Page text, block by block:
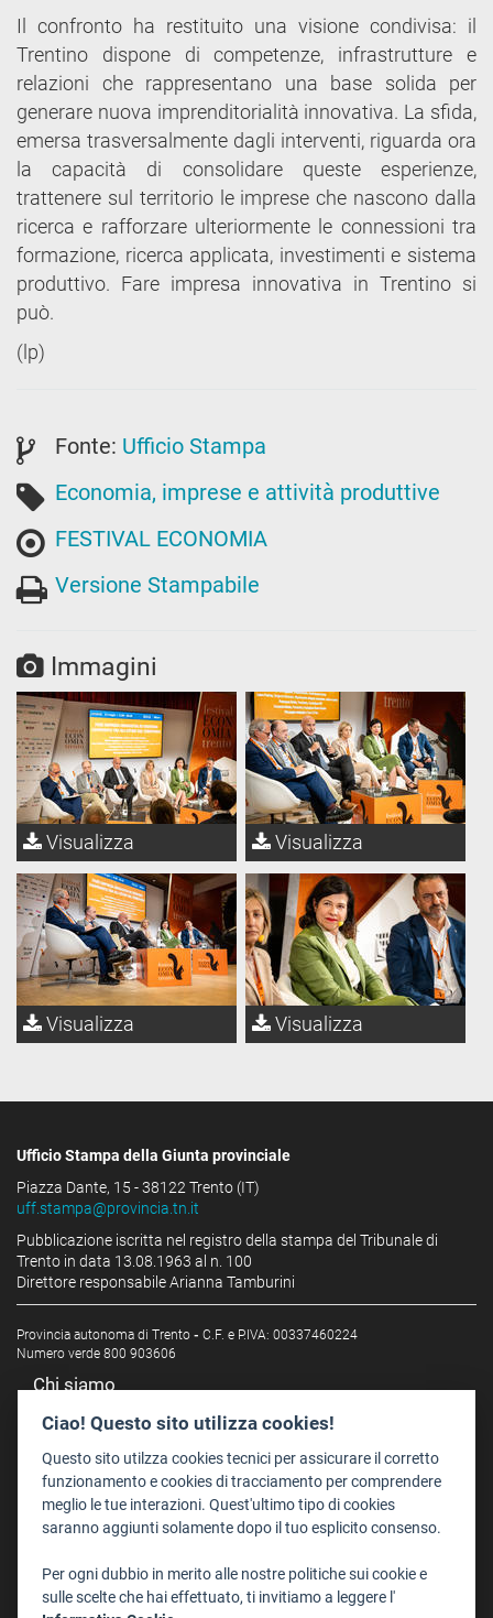
Il confronto ha restituito una visione condivisa: il
Trentino dispone di competenze, infrastrutture e
relazioni che rappresentano una base solida per
generare nuova imprenditorialità innovativa. La sfida,
emersa trasversalmente dagli interventi, riguarda ora
la capacità di consolidare queste esperienze,
trattenere sul territorio le imprese che nascono dalla
ricerca e rafforzare ulteriormente le connessioni tra
formazione, ricerca applicata, investimenti e sistema
produttivo. Fare impresa innovativa in Trentino si
può.
(lp)
Fonte: Ufficio Stampa
Economia, imprese e attività produttive
FESTIVAL ECONOMIA
Versione Stampabile
Immagini
Visualizza Visualizza
Visualizza Visualizza
Ufficio Stampa della Giunta provinciale
Piazza Dante, 15 - 38122 Trento (IT)
uff.stampa@provincia.tn.it
Pubblicazione iscritta nel registro della stampa del Tribunale di
Trento in data 13.08.1963 al n. 100
Direttore responsabile Arianna Tamburini
Provincia autonoma di Trento - C.F. e P.IVA: 00337460224
Numero verde 800 903606
Chi siamo
Redazione
Staff
Format - Centro Audiovisivi
Trentino Film Commission
Dove Siamo
Struttura di riferimento
Ciao! Questo sito utilizza cookies!
Questo sito utilzza cookies tecnici per assicurare il corretto
funzionamento e cookies di tracciamento per comprendere
meglio le tue interazioni. Quest'ultimo tipo di cookies
saranno aggiunti solamente dopo il tuo esplicito consenso.
Per ogni dubbio in merito alle nostre politiche sui cookie e
sulle scelte che hai effettuato, ti invitiamo a leggere l'